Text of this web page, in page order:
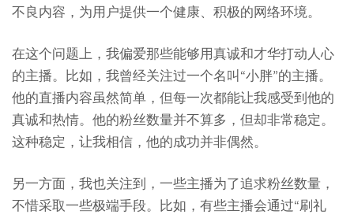
不良内容，为用户提供一个健康、积极的网络环境。
在这个问题上，我偏爱那些能够用真诚和才华打动人心
的主播。比如，我曾经关注过一个名叫“小胖”的主播。
他的直播内容虽然简单，但每一次都能让我感受到他的
真诚和热情。他的粉丝数量并不算多，但却非常稳定。
这种稳定，让我相信，他的成功并非偶然。
另一方面，我也关注到，一些主播为了追求粉丝数量，
不惜采取一些极端手段。比如，有些主播会通过“刷礼